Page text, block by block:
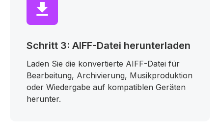
Schritt 3: AIFF-Datei herunterladen
Laden Sie die konvertierte AIFF-Datei für
Bearbeitung, Archivierung, Musikproduktion
oder Wiedergabe auf kompatiblen Geräten
herunter.